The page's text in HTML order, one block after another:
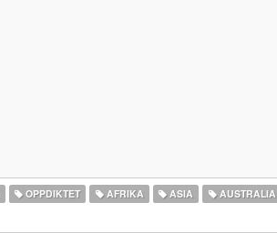
OPPDIKTET AFRIKA ASIA AUSTRALIA